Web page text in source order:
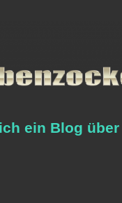
ein Blog über